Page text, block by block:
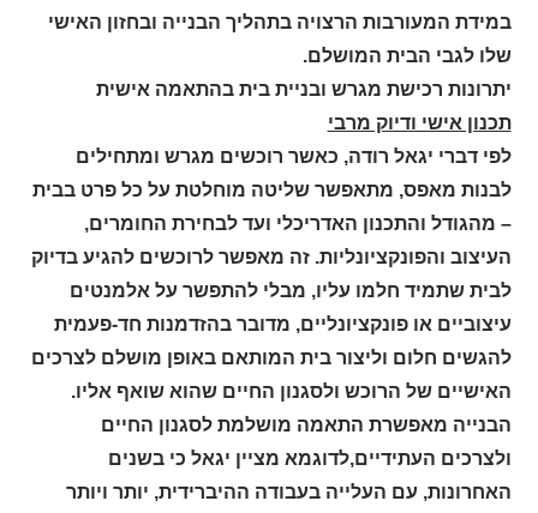
במידת המעורבות הרצויה בתהליך הבנייה ובחזון האישי
שלו לגבי הבית המושלם.
יתרונות רכישת מגרש ובניית בית בהתאמה אישית
תכנון אישי ודיוק מרבי
לפי דברי יגאל רודה, כאשר רוכשים מגרש ומתחילים
לבנות מאפס, מתאפשר שליטה מוחלטת על כל פרט בבית
– מהגודל והתכנון האדריכלי ועד לבחירת החומרים,
העיצוב והפונקציונליות. זה מאפשר לרוכשים להגיע בדיוק
לבית שתמיד חלמו עליו, מבלי להתפשר על אלמנטים
עיצוביים או פונקציונליים, מדובר בהזדמנות חד-פעמית
להגשים חלום וליצור בית המותאם באופן מושלם לצרכים
האישיים של הרוכש ולסגנון החיים שהוא שואף אליו.
הבנייה מאפשרת התאמה מושלמת לסגנון החיים
ולצרכים העתידיים,לדוגמא מציין יגאל כי בשנים
האחרונות, עם העלייה בעבודה ההיברידית, יותר ויותר